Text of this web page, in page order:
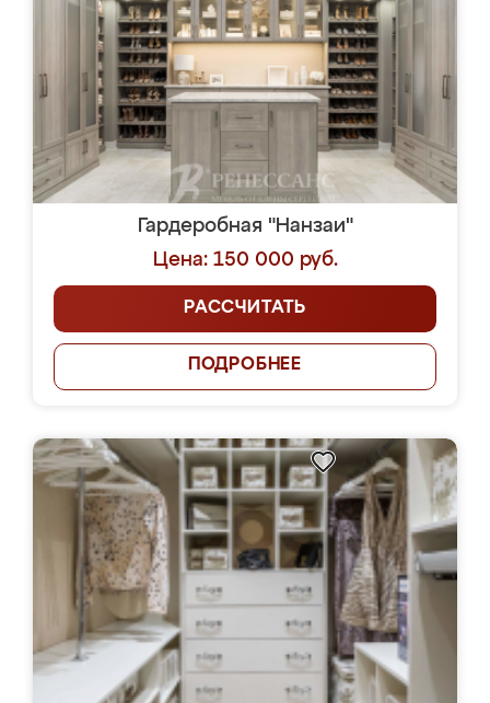
Гардеробная "Нанзаи"
Цена: 150 000 руб.
РАССЧИТАТЬ
ПОДРОБНЕЕ